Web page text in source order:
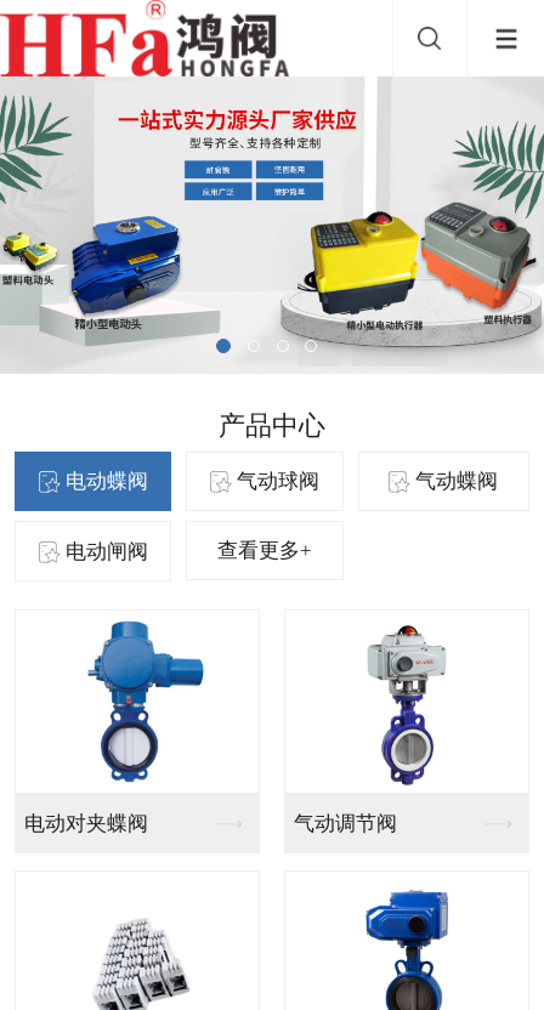
产品中心
电动蝶阀 气动球阀 气动蝶阀
电动闸阀 查看更多+
气动法兰球阀 气动PVC球阀